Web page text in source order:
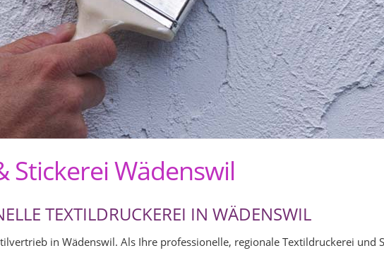
Stickerei Wädenswil
TEXTILDRUCKEREI IN WÄDENSWIL
in Wädenswil. Als Ihre professionelle, regionale Textildruckerei